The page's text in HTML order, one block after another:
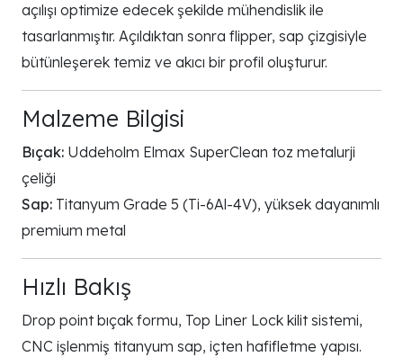
açılışı optimize edecek şekilde mühendislik ile
tasarlanmıştır. Açıldıktan sonra flipper, sap çizgisiyle
bütünleşerek temiz ve akıcı bir profil oluşturur.
Malzeme Bilgisi
Bıçak: Uddeholm Elmax SuperClean toz metalurji
çeliği
Sap: Titanyum Grade 5 (Ti-6Al-4V), yüksek dayanımlı
premium metal
Hızlı Bakış
Drop point bıçak formu, Top Liner Lock kilit sistemi,
CNC işlenmiş titanyum sap, içten hafifletme yapısı.